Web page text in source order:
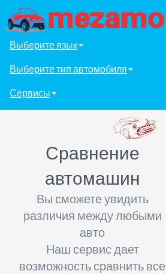
Выберите язык
Выберите тип автомобиля
Сервисы
Сравнение
автомашин
Вы сможете увидить
различия между любыми
авто
Наш сервис дает
возможность сравнить все